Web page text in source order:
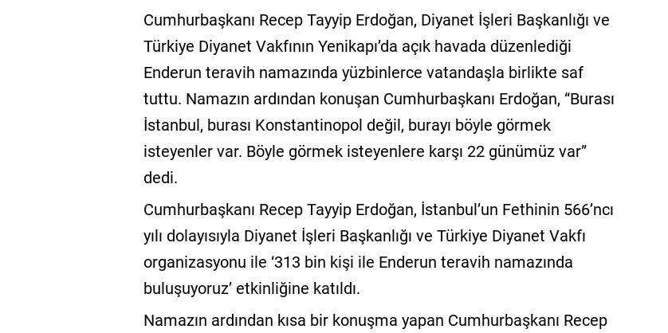
Cumhurbaşkanı Recep Tayyip Erdoğan, Diyanet İşleri Başkanlığı ve
Türkiye Diyanet Vakfının Yenikapı’da açık havada düzenlediği
Enderun teravih namazında yüzbinlerce vatandaşla birlikte saf
tuttu. Namazın ardından konuşan Cumhurbaşkanı Erdoğan, “Burası
İstanbul, burası Konstantinopol değil, burayı böyle görmek
isteyenler var. Böyle görmek isteyenlere karşı 22 günümüz var”
dedi.
Cumhurbaşkanı Recep Tayyip Erdoğan, İstanbul’un Fethinin 566’ncı
yılı dolayısıyla Diyanet İşleri Başkanlığı ve Türkiye Diyanet Vakfı
organizasyonu ile ‘313 bin kişi ile Enderun teravih namazında
buluşuyoruz’ etkinliğine katıldı.
Namazın ardından kısa bir konuşma yapan Cumhurbaşkanı Recep